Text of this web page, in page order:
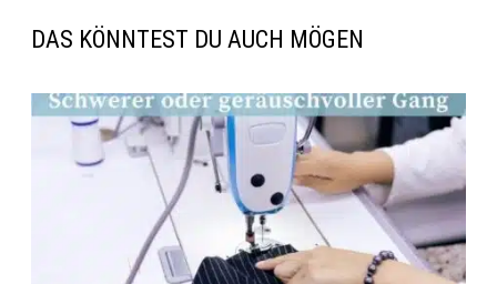
DAS KÖNNTEST DU AUCH MÖGEN